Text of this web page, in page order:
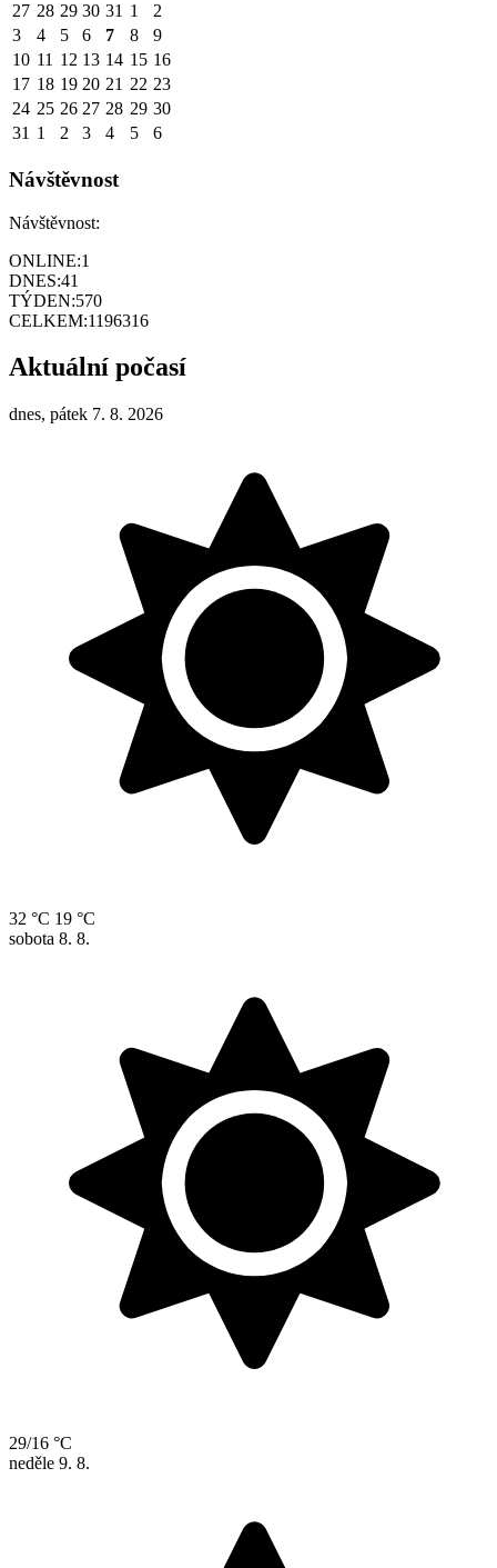
27 28 29 30 31 1
2
3
4 5 6 7 8
9
10 11 12 13 14 15 16
17 18 19 20 21 22 23
24 25 26 27 28 29 30
31 1 2 3 4 5 6
Návštěvnost
Návštěvnost:
ONLINE:1
DNES:41
TÝDEN:570
CELKEM:1196316
Aktuální počasí
dnes, pátek 7. 8. 2026
32 °C 19 °C
sobota 8. 8.
29/16 °C
neděle 9. 8.